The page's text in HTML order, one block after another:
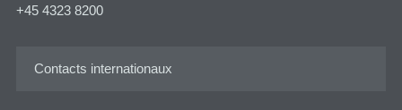
+45 4323 8200
Contacts internationaux